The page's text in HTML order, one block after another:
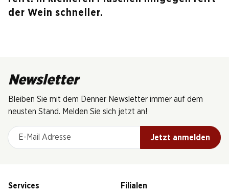
der Wein schneller.
Newsletter
Bleiben Sie mit dem Denner Newsletter immer auf dem
neusten Stand. Melden Sie sich jetzt an!
E-Mail Adresse
Jetzt anmelden
Services
Filialen